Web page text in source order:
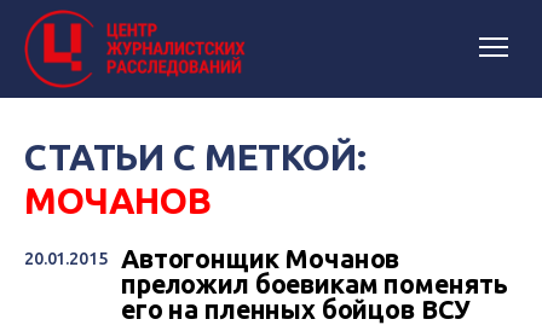
СТАТЬИ С МЕТКОЙ:
МОЧАНОВ
20.01.2015
Автогонщик Мочанов
преложил боевикам поменять
его на пленных бойцов ВСУ